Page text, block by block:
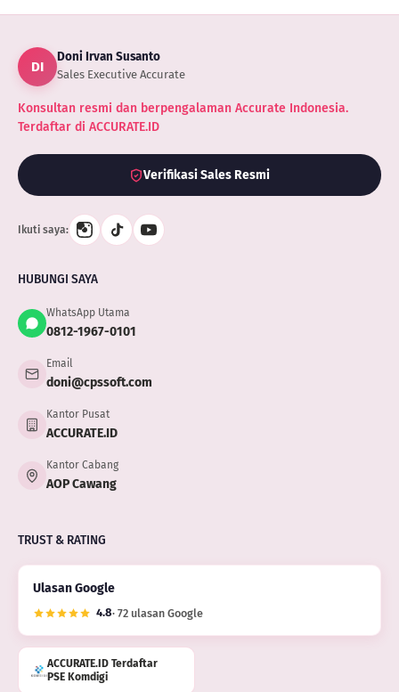
DI
Doni Irvan Susanto
Sales Executive Accurate
Konsultan resmi dan berpengalaman Accurate Indonesia.
Terdaftar di ACCURATE.ID
Verifikasi Sales Resmi
Ikuti saya:
HUBUNGI SAYA
WhatsApp Utama
0812-1967-0101
Email
doni@cpssoft.com
Kantor Pusat
ACCURATE.ID
Kantor Cabang
AOP Cawang
TRUST & RATING
Ulasan Google
4.8· 72 ulasan Google
ACCURATE.ID Terdaftar
PSE Komdigi